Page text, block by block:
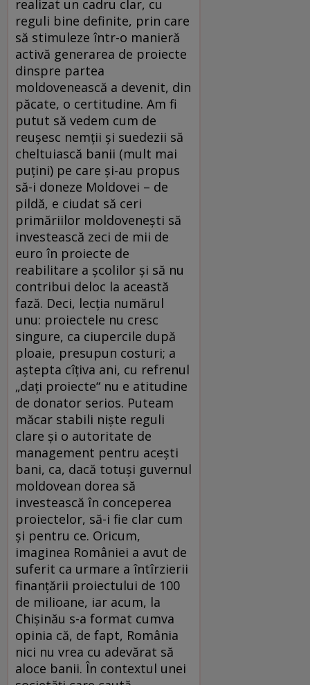
realizat un cadru clar, cu
reguli bine definite, prin care
să stimuleze într-o manieră
activă generarea de proiecte
dinspre partea
moldovenească a devenit, din
păcate, o certitudine. Am fi
putut să vedem cum de
reuşesc nemţii şi suedezii să
cheltuiască banii (mult mai
puţini) pe care şi-au propus
să-i doneze Moldovei – de
pildă, e ciudat să ceri
primăriilor moldoveneşti să
investească zeci de mii de
euro în proiecte de
reabilitare a şcolilor şi să nu
contribui deloc la această
fază. Deci, lecţia numărul
unu: proiectele nu cresc
singure, ca ciupercile după
ploaie, presupun costuri; a
aştepta cîţiva ani, cu refrenul
„daţi proiecte“ nu e atitudine
de donator serios. Puteam
măcar stabili nişte reguli
clare şi o autoritate de
management pentru aceşti
bani, ca, dacă totuşi guvernul
moldovean dorea să
investească în conceperea
proiectelor, să-i fie clar cum
şi pentru ce. Oricum,
imaginea României a avut de
suferit ca urmare a întîrzierii
finanţării proiectului de 100
de milioane, iar acum, la
Chişinău s-a format cumva
opinia că, de fapt, România
nici nu vrea cu adevărat să
aloce banii. În contextul unei